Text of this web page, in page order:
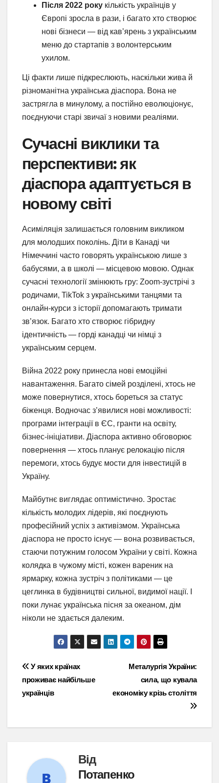
Після 2022 року кількість українців у
Європі зросла в рази, і багато хто створює
нові бізнеси — від кав’ярень з українським
меню до стартапів з волонтерським
ухилом.
Ці факти лише підкреслюють, наскільки жива й
різноманітна українська діаспора. Вона не
застрягла в минулому, а постійно еволюціонує,
поєднуючи старі звичаї з новими реаліями.
Сучасні виклики та
перспективи: як
діаспора адаптується в
новому світі
Асиміляція залишається головним викликом
для молодших поколінь. Діти в Канаді чи
Німеччині часто говорять українською лише з
бабусями, а в школі — місцевою мовою. Однак
сучасні технології змінюють гру: Zoom-зустрічі з
родичами, TikTok з українськими танцями та
онлайн-курси з історії допомагають тримати
зв’язок. Багато хто створює гібридну
ідентичність — горді канадці чи німці з
українським серцем.
Війна 2022 року принесла нові емоційні
навантаження. Багато сімей розділені, хтось не
може повернутися, хтось бореться за статус
біженця. Водночас з’явилися нові можливості:
програми інтеграції в ЄС, гранти на освіту,
бізнес-ініціативи. Діаспора активно обговорює
повернення — хтось планує релокацію після
перемоги, хтось будує мости для інвестицій в
Україну.
Майбутнє виглядає оптимістично. Зростає
кількість молодих лідерів, які поєднують
професійний успіх з активізмом. Українська
діаспора не просто існує — вона розвивається,
стаючи потужним голосом України у світі. Кожна
колядка в чужому місті, кожен вареник на
ярмарку, кожна зустріч з політиками — це
цеглинка в будівництві сильної, видимої нації. І
поки лунає українська пісня за океаном, дім
ніколи не здається далеким.
Навігація
записів
Металургія України:
сила, що кувала
економіку крізь століття
У яких країнах
проживає найбільше
українців
Від
Потапенко